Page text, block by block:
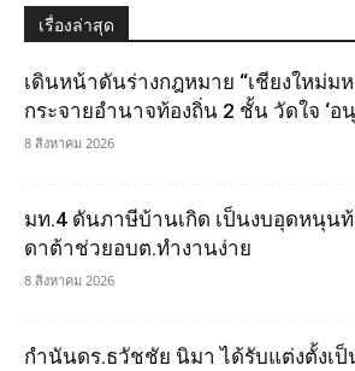
เรื่องล่าสุด
เดินหน้าดันร่างกฎหมาย “เชียงใหม่ม
กระจายอำนาจท้องถิ่น 2 ชั้น วัดใจ ‘อ
8 สิงหาคม 2026
มท.4 ดันภาษีบ้านเกิด เป็นงบอุดหนุนท้
ดาต้าช่วยอบต.ทำงานง่าย
8 สิงหาคม 2026
กำนันดร.ธวัชชัย นิมา ได้รับแต่งตั้งเ